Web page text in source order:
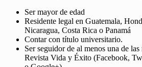
Ser mayor de edad
Residente legal en Guatemala,
Nicaragua, Costa Rica o Panamá
Contar con título universitario.
Ser seguidor de al menos una de las
Revista Vida y Éxito (Facebook,